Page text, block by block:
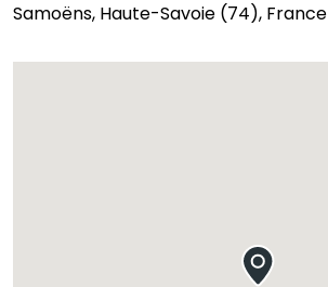
Samoëns, Haute-Savoie (74), France